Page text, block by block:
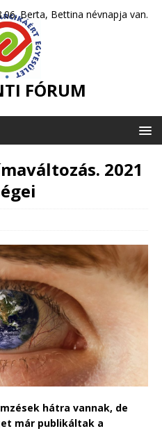
Berta, Bettina névnapja van.
FÓRUM
2021
hátra vannak, de
már publikáltak a